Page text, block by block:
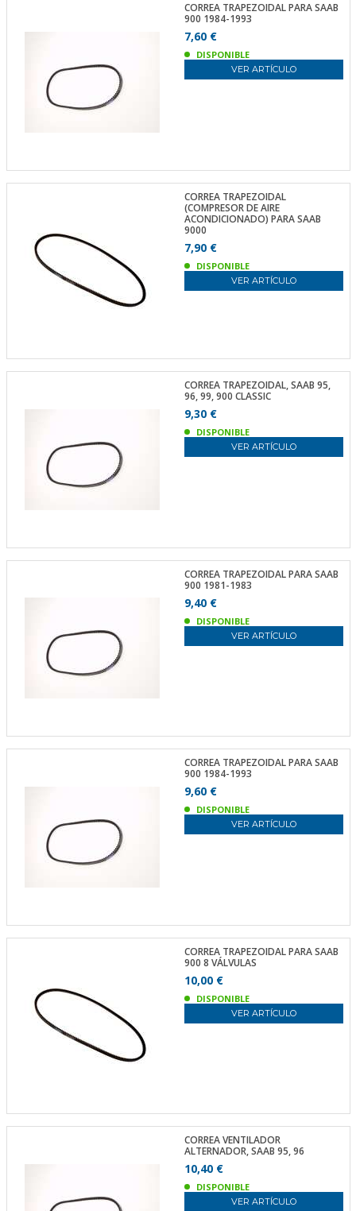
CORREA TRAPEZOIDAL PARA SAAB
900 1984-1993
7,60 €
DISPONIBLE
VER ARTÍCULO
CORREA TRAPEZOIDAL
(COMPRESOR DE AIRE
ACONDICIONADO) PARA SAAB
9000
7,90 €
DISPONIBLE
VER ARTÍCULO
CORREA TRAPEZOIDAL, SAAB 95,
96, 99, 900 CLASSIC
9,30 €
DISPONIBLE
VER ARTÍCULO
CORREA TRAPEZOIDAL PARA SAAB
900 1981-1983
9,40 €
DISPONIBLE
VER ARTÍCULO
CORREA TRAPEZOIDAL PARA SAAB
900 1984-1993
9,60 €
DISPONIBLE
VER ARTÍCULO
CORREA TRAPEZOIDAL PARA SAAB
900 8 VÁLVULAS
10,00 €
DISPONIBLE
VER ARTÍCULO
CORREA VENTILADOR
ALTERNADOR, SAAB 95, 96
10,40 €
DISPONIBLE
VER ARTÍCULO